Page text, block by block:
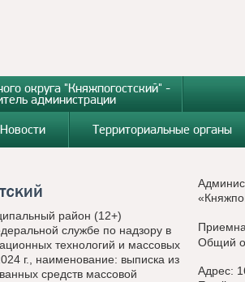
округа "Княжпогостский" -
администрации
Новости Территориальные органы
район (12+)
службе по надзору в
технологий и массовых
г., наименование: выписка из
средств массовой
Общий
Адрес: